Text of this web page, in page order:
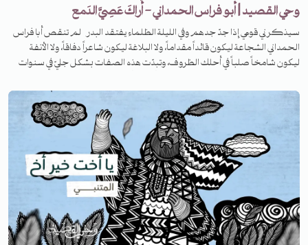
وحي القصيد | أبو فراس الحمداني - أَراكَ عَصِيَّ الدَمع
سيذكرني قومي إذا جدّ جدهم وفي الليلة الظلماء يفتقد البدر لم تنقص أبا فراس
الحمداني الشجاعة ليكون قائداً مقداماً، ولا البلاغة ليكون شاعراً دفاقاً، ولا الأنفة
ليكون شامخاً صلباً في أحلك الظروف، وتبدّت هذه الصفات بشكل جليّ في سنوات
وراءها؟ تابعوا الحلقة من برنامج وحي القصيد.